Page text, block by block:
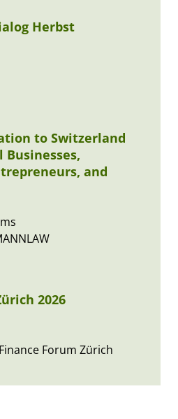
Herbst
to Switzerland
and
2026
Forum Zürich